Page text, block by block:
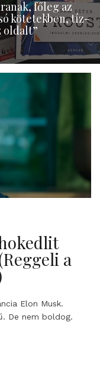
főleg az
kötetekben, tíz-
oldalt”
a
Elon Musk.
De nem boldog.